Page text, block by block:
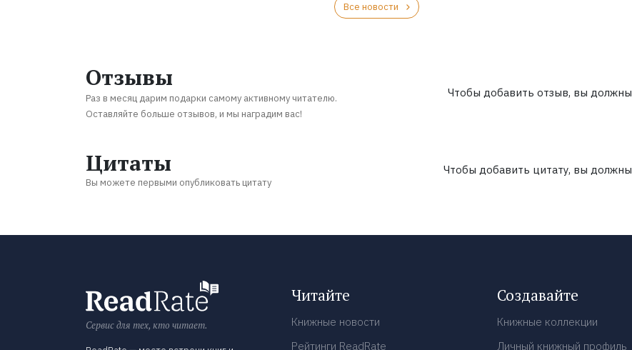
Все новости
Отзывы
Раз в месяц дарим подарки самому активному читателю.
Оставляйте больше отзывов, и мы наградим вас!
Чтобы добавить отзыв, вы должны
Цитаты
Вы можете первыми опубликовать цитату
Чтобы добавить цитату, вы должны
Сервис для тех, кто читает.
Читайте
Книжные новости
Рейтинги ReadRate
Создавайте
Книжные коллекции
Личный книжный профиль